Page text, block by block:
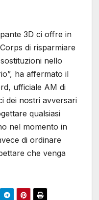
3D ci offre in
di risparmiare
nello
ha affermato il
ufficiale AM ​​di
dei nostri avversari
qualsiasi
nel momento in
di ordinare
che venga